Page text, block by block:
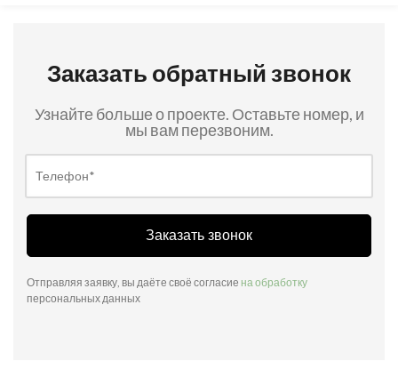
Заказать обратный звонок
Узнайте больше о проекте. Оставьте номер, и
мы вам перезвоним.
Заказать звонок
Отправляя заявку, вы даёте своё согласие на обработку
персональных данных